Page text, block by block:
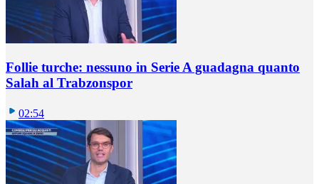
Follie turche: nessuno in Serie A guadagna quanto
Salah al Trabzonspor
02:54